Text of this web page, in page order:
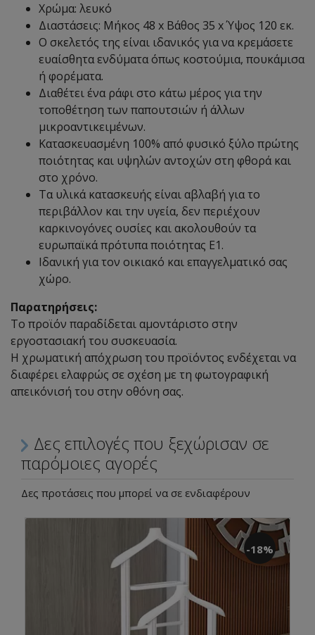
Χρώμα: λευκό
Διαστάσεις: Μήκος 48 x Βάθος 35 x Ύψος 120 εκ.
Ο σκελετός της είναι ιδανικός για να κρεμάσετε
ευαίσθητα ενδύματα όπως κοστούμια, πουκάμισα
ή φορέματα.
Διαθέτει ένα ράφι στο κάτω μέρος για την
τοποθέτηση των παπουτσιών ή άλλων
μικροαντικειμένων.
Κατασκευασμένη 100% από φυσικό ξύλο πρώτης
ποιότητας και υψηλών αντοχών στη φθορά και
στο χρόνο.
Τα υλικά κατασκευής είναι αβλαβή για το
περιβάλλον και την υγεία, δεν περιέχουν
καρκινογόνες ουσίες και ακολουθούν τα
ευρωπαϊκά πρότυπα ποιότητας Ε1.
Ιδανική για τον οικιακό και επαγγελματικό σας
χώρο.
Παρατηρήσεις:
Το προϊόν παραδίδεται αμοντάριστο στην
εργοστασιακή του συσκευασία.
Η χρωματική απόχρωση του προϊόντος ενδέχεται να
διαφέρει ελαφρώς σε σχέση με τη φωτογραφική
απεικόνισή του στην οθόνη σας.
Δες επιλογές που ξεχώρισαν σε
παρόμοιες αγορές
Δες προτάσεις που μπορεί να σε ενδιαφέρουν
-18%